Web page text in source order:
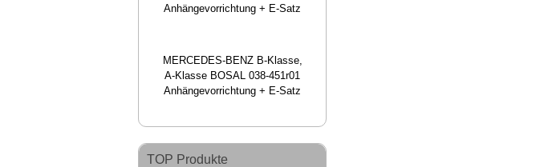
MERCEDES-BENZ B-Klasse,
A-Klasse BOSAL 038-451r01
Anhängevorrichtung + E-Satz
TOP Produkte